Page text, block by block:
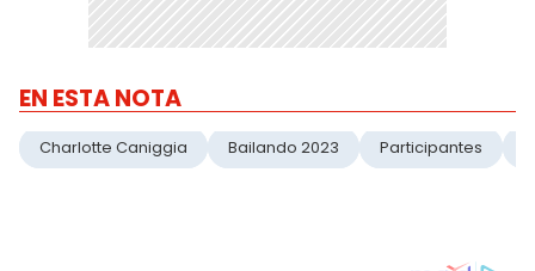
EN ESTA NOTA
Charlotte Caniggia Bailando 2023 Participantes